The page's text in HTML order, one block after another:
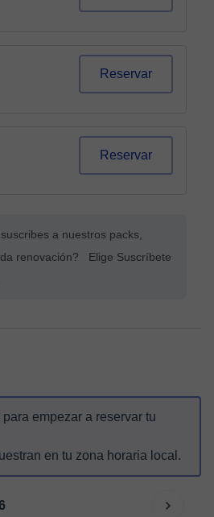
Reservar
Reservar
a nuestros packs,
renovación? Elige Suscríbete
empezar a reservar tu
en tu zona horaria local.